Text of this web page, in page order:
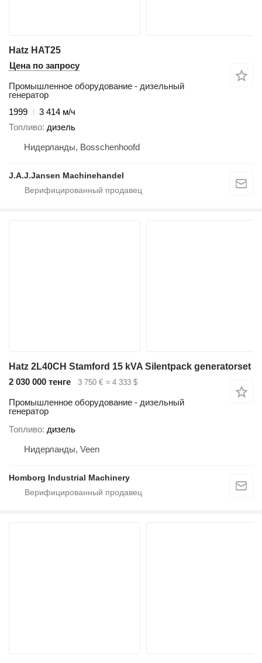
Hatz HAT25
Цена по запросу
Промышленное оборудование - дизельный
генератор
1999
3 414 м/ч
Топливо дизель
Нидерланды, Bosschenhoofd
J.A.J.Jansen Machinehandel
Hatz 2L40CH Stamford 15 kVA Silentpack generatorset
2 030 000 тенге
3 750 € ≈ 4 333 $
Промышленное оборудование - дизельный
генератор
Топливо дизель
Нидерланды, Veen
Homborg Industrial Machinery